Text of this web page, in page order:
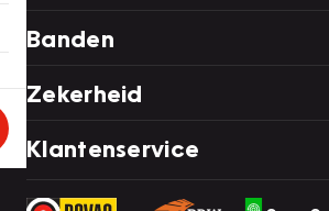
Banden
Zekerheid
Klantenservice